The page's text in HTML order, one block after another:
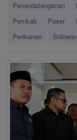
Penandatanganan
Pemkab
Paser
Perikanan
Sidoarjo